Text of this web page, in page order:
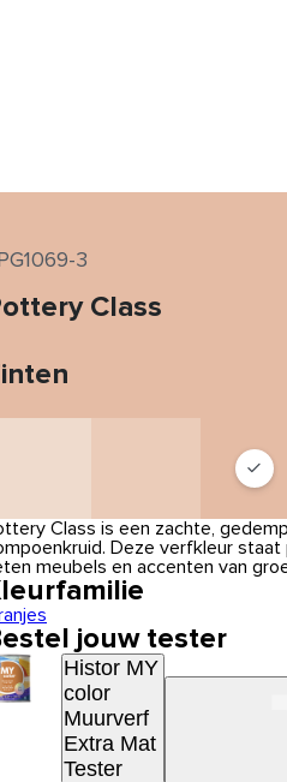
3
Class
Class is een zachte,
Deze verfkleur
meubels en accenten van
jouw tester
Histor MY
color
Muurverf
Extra Mat
Tester